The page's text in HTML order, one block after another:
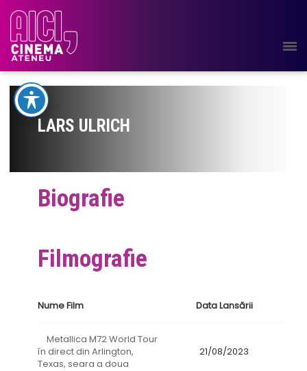
LARS ULRICH
Biografie
Filmografie
Nume Film Data Lansării
Metallica M72 World Tour
în direct din Arlington,
Texas, seara a doua
21/08/2023